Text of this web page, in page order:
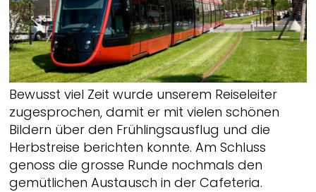
Bewusst viel Zeit wurde unserem Reiseleiter
zugesprochen, damit er mit vielen schönen
Bildern über den Frühlingsausflug und die
Herbstreise berichten konnte. Am Schluss
genoss die grosse Runde nochmals den
gemütlichen Austausch in der Cafeteria.